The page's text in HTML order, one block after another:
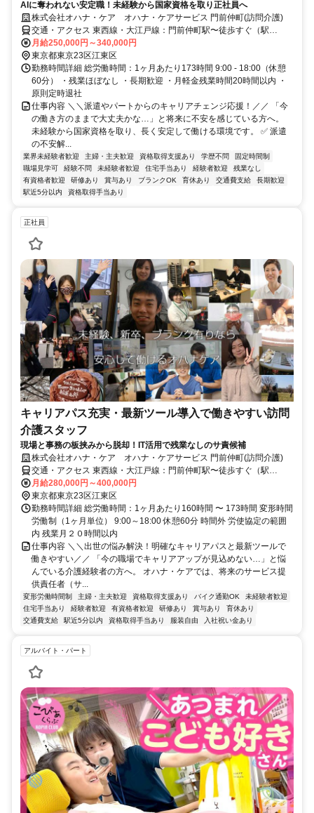
AIに奪われない安定職！未経験から国家資格を取り正社員へ
株式会社オハナ・ケア オハナ・ケアサービス 門前仲町(訪問介護)
交通・アクセス 東西線・大江戸線：門前仲町駅〜徒歩すぐ（駅
近）、京葉線：越中島駅～徒歩すぐ（駅近） 自転車通勤OK
月給250,000円～340,000円
東京都東京23区江東区
勤務時間詳細 総労働時間：1ヶ月あたり173時間 9:00 - 18:00（休憩
60分） ・残業ほぼなし ・長期歓迎 ・月軽金残業時間20時間以内 ・
原則定時退社
仕事内容 ＼＼派遣やパートからのキャリアチェンジ応援！／／ 「今
の働き方のままで大丈夫かな…」と将来に不安を感じている方へ。
未経験から国家資格を取り、長く安定して働ける環境です。 ✅ 派遣
の不安解...
業界未経験者歓迎 主婦・主夫歓迎 資格取得支援あり 学歴不問
固定時間制
職場見学可
経験不問 未経験者歓迎 住宅手当あり 経験者歓迎
残業なし
有資格者歓迎
研修あり 賞与あり ブランクOK 育休あり 交通費支給
長期歓迎
駅近5分以内
資格取得手当あり
正社員
キャリアパス充実・最新ツール導入で働きやすい訪問
介護スタッフ
現場と事務の板挟みから脱却！IT活用で残業なしのサ責候補
株式会社オハナ・ケア オハナ・ケアサービス 門前仲町(訪問介護)
交通・アクセス 東西線・大江戸線：門前仲町駅〜徒歩すぐ（駅
近）、京葉線：越中島駅～徒歩すぐ（駅近） 自転車通勤OK
月給280,000円～400,000円
東京都東京23区江東区
勤務時間詳細 総労働時間：1ヶ月あたり160時間 〜 173時間 変形時間
労働制（1ヶ月単位） 9:00～18:00 休憩60分 時間外 労使協定の範囲
内 残業月２０時間以内
仕事内容 ＼＼出世の悩み解決！明確なキャリアパスと最新ツールで
働きやすい／／ 「今の職場でキャリアアップが見込めない…」と悩
んでいる介護経験者の方へ。 オハナ・ケアでは、将来のサービス提
供責任者（サ...
変形労働時間制 主婦・主夫歓迎 資格取得支援あり バイク通勤OK
未経験者歓迎
住宅手当あり
経験者歓迎 有資格者歓迎 研修あり 賞与あり
育休あり
交通費支給
駅近5分以内 資格取得手当あり 服装自由 入社祝い金あり
アルバイト・パート